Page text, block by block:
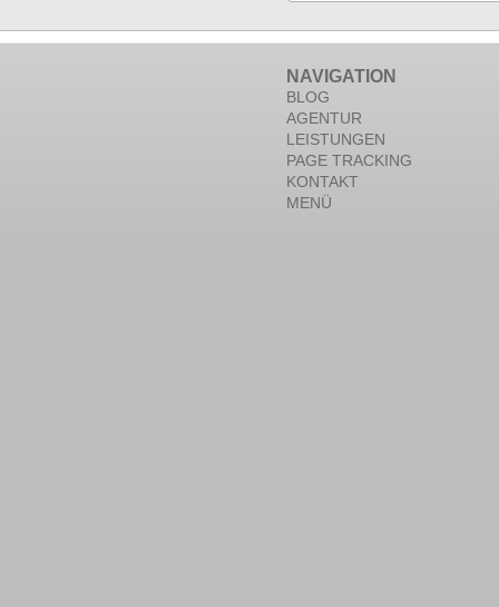
NAVIGATION
BLOG
AGENTUR
LEISTUNGEN
PAGE TRACKING
KONTAKT
MENÜ